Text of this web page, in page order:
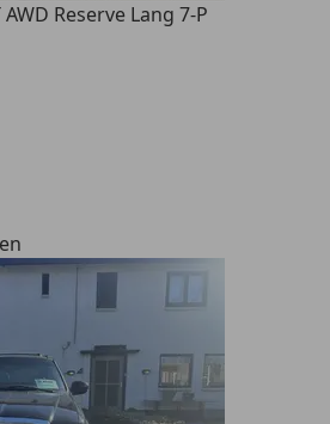
AWD Reserve Lang 7-P